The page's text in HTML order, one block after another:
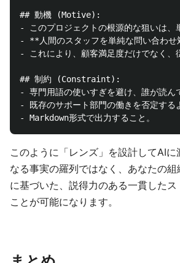
## 動機 (Motive):
- このプロジェクトの根源的な狙いは、
- **人間のスタッフを単純な問い合わせ
- これにより、顧客満足度だけでなく、
## 制約 (Constraint):
- 専門用語の使いすぎを避け、誰が読ん
- 既存のサポート部門の働きを否定する
このように「レンズ」を設計してAI
なる事実の羅列ではなく、あなたの組
に基づいた、説得力のある一貫した
ことが可能になります。